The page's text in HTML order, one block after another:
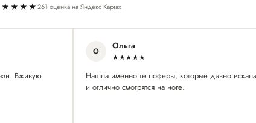
261 оценка на Яндекс Картах
Вживую
О Ольга
★★★★★
Нашла именно те лоферы, которые давно
и отлично смотрятся на ноге.